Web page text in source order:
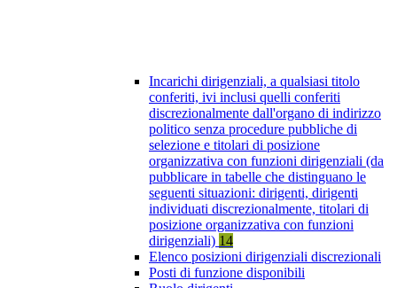
Incarichi dirigenziali, a qualsiasi titolo
conferiti, ivi inclusi quelli conferiti
discrezionalmente dall'organo di indirizzo
politico senza procedure pubbliche di
selezione e titolari di posizione
organizzativa con funzioni dirigenziali (da
pubblicare in tabelle che distinguano le
seguenti situazioni: dirigenti, dirigenti
individuati discrezionalmente, titolari di
posizione organizzativa con funzioni
dirigenziali) 14
Elenco posizioni dirigenziali discrezionali
Posti di funzione disponibili